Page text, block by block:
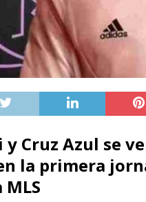
Cruz Azul se
la primera